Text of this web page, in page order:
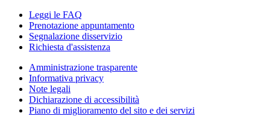
Leggi le FAQ
Prenotazione appuntamento
Segnalazione disservizio
Richiesta d'assistenza
Amministrazione trasparente
Informativa privacy
Note legali
Dichiarazione di accessibilità
Piano di miglioramento del sito e dei servizi